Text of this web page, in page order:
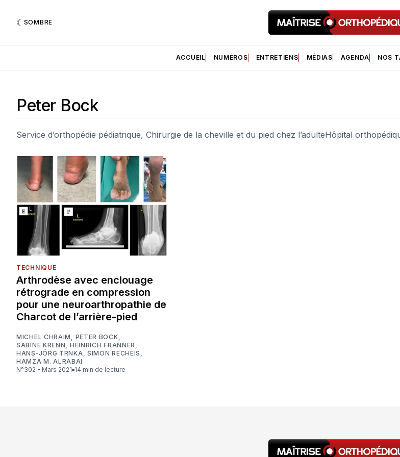
SOMBRE
ACCUEIL NUMÉROS ENTRETIENS MÉDIAS AGENDA NOS
Peter Bock
Service d’orthopédie pédiatrique, Chirurgie de la cheville et du pied chez l’adulteHôpital
TECHNIQUE
Arthrodèse avec enclouage
rétrograde en compression
pour une neuroarthropathie de
Charcot de l’arrière-pied
MICHEL CHRAIM , PETER BOCK,
SABINE KRENN, HEINRICH FRANNER,
HANS-JÖRG TRNKA, SIMON RECHEIS ,
HAMZA M. ALRABAI
N°302 - Mars 2021
14 min de lecture